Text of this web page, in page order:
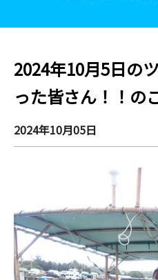
2024年10月5日の
った皆さん！！の
2024年10月05日